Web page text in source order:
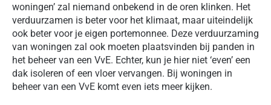
woningen’ zal niemand onbekend in de oren klinken. Het
verduurzamen is beter voor het klimaat, maar uiteindelijk
ook beter voor je eigen portemonnee. Deze verduurzaming
van woningen zal ook moeten plaatsvinden bij panden in
het beheer van een VvE. Echter, kun je hier niet ‘even’ een
dak isoleren of een vloer vervangen. Bij woningen in
beheer van een VvE komt even iets meer kijken.